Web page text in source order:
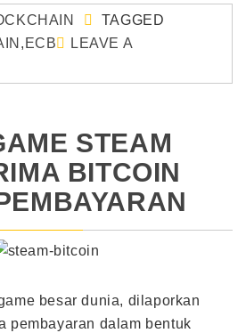
TAGGED
, ECB
LEAVE A
STEAM
BITCOIN
besar dunia, dilaporkan
pembayaran dalam bentuk